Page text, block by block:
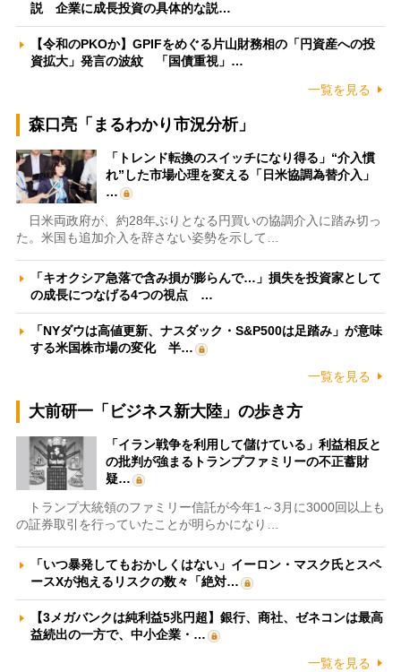
説 企業に成長投資の具体的な説…
【令和のPKOか】GPIFをめぐる片山財務相の「円資産への投
資拡大」発言の波紋 「国債重視」…
一覧を見る
森口亮「まるわかり市況分析」
「トレンド転換のスイッチになり得る」“介入慣
れ”した市場心理を変える「日米協調為替介入」
…
日米両政府が、約28年ぶりとなる円買いの協調介入に踏み切っ
た。米国も追加介入を辞さない姿勢を示して…
「キオクシア急落で含み損が膨らんで…」損失を投資家として
の成長につなげる4つの視点 …
「NYダウは高値更新、ナスダック・S&P500は足踏み」が意味
する米国株市場の変化 半…
一覧を見る
大前研一「ビジネス新大陸」の歩き方
「イラン戦争を利用して儲けている」利益相反と
の批判が強まるトランプファミリーの不正蓄財
疑…
トランプ大統領のファミリー信託が今年1～3月に3000回以上も
の証券取引を行っていたことが明らかになり…
「いつ暴発してもおかしくはない」イーロン・マスク氏とスペ
ースXが抱えるリスクの数々「絶対…
【3メガバンクは純利益5兆円超】銀行、商社、ゼネコンは最高
益続出の一方で、中小企業・…
一覧を見る